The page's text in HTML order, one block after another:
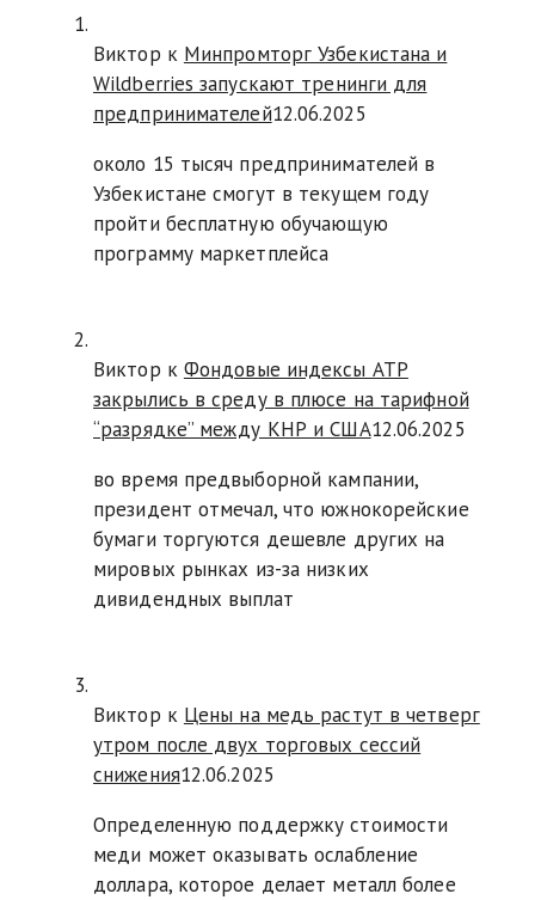
Виктор к Минпромторг Узбекистана и
Wildberries запускают тренинги для
предпринимателей12.06.2025
около 15 тысяч предпринимателей в
Узбекистане смогут в текущем году
пройти бесплатную обучающую
программу маркетплейса
Виктор к Фондовые индексы АТР
закрылись в среду в плюсе на тарифной
“разрядке” между КНР и США12.06.2025
во время предвыборной кампании,
президент отмечал, что южнокорейские
бумаги торгуются дешевле других на
мировых рынках из-за низких
дивидендных выплат
Виктор к Цены на медь растут в четверг
утром после двух торговых сессий
снижения12.06.2025
Определенную поддержку стоимости
меди может оказывать ослабление
доллара, которое делает металл более